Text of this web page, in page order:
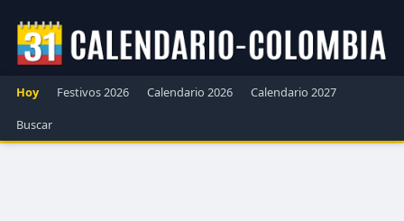
Hoy Festivos 2026 Calendario 2026
Calendario 2027
Buscar